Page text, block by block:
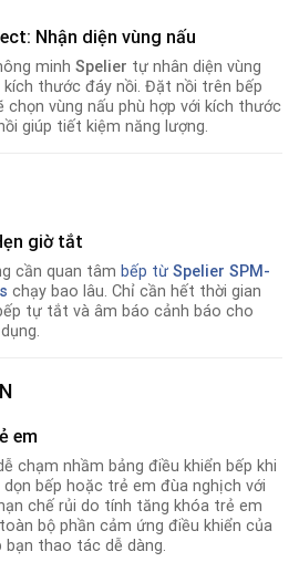
Nhận diện vùng nấu
minhSpelier tự nhân diện vùng
thước đáy nồi. Đặt nồi trên bếp
chọn vùng nấu phù hợp với kích thước
giúp tiết kiệm năng lượng.
giờ tắt
cần quan tâm bếp từ Spelier SPM-
chạy bao lâu. Chỉ cần hết thời gian
tự tắt và âm báo cảnh báo cho
em
chạm nhầm bảng điều khiển bếp khi
dọn bếp hoặc trẻ em đùa nghịch với
chế rủi do tính tăng khóa trẻ em
bộ phần cảm ứng điều khiển của
bạn thao tác dễ dàng.